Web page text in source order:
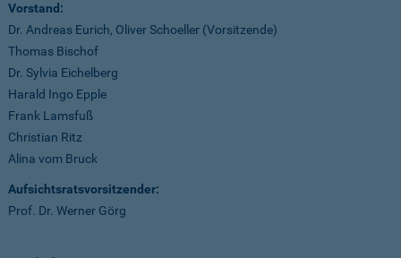
Vorstand:
Dr. Andreas Eurich, Oliver Schoeller (Vorsitzende)
Thomas Bischof
Dr. Sylvia Eichelberg
Harald Ingo Epple
Frank Lamsfuß
Christian Ritz
Alina vom Bruck
Aufsichtsratsvorsitzender:
Prof. Dr. Werner Görg